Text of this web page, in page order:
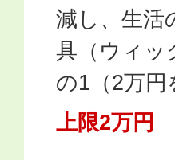
減し、生活
具（ウィッ
の1（2万円
上限2万円